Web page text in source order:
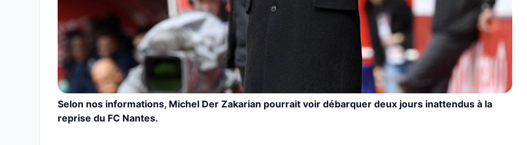
Selon nos informations, Michel Der Zakarian pourrait voir débarquer deux jours inattendus à la
reprise du FC Nantes.